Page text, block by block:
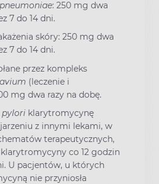
: 250 mg dwa
7 do 14 dni.
skóry: 250 mg dwa
7 do 14 dni.
przez kompleks
(leczenie i
mg dwa razy na dobę.
pylori klarytromycynę
z innymi lekami, w
terapeutycznych,
co 12 godzin
U pacjentów, u których
nie przyniosła